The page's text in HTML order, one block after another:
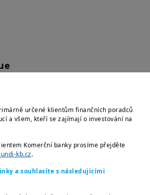
určené klientům finančních poradců
a všem, kteří se zajímají o investování na
Komerční banky prosíme přejděte
kb.cz.
a souhlasíte s následujícími
Republic Asset